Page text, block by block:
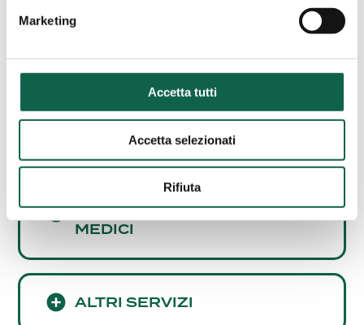
Marketing
Accetta tutti
Accetta selezionati
Rifiuta
SCREENING
CARDIOVASCOLARE
CONSULENZE E SERVIZI
MEDICI
ALTRI SERVIZI